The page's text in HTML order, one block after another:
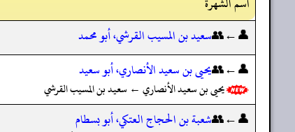
👤←👥سعيد بن المسيب القرشي، أبو محمد
👤←👥يحيى بن سعيد الأنصاري، أبو سعيد
يحيى بن سعيد الأنصاري ← سعيد بن المسيب القرشي
👤←👥شعبة بن الحجاج العتكي، أبو بسطام